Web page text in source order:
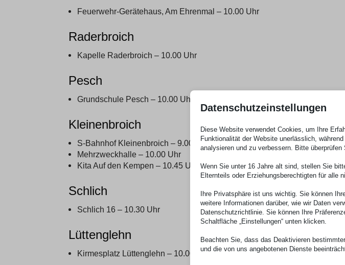
Feuerwehr-Gerätehaus, Am Ehrenmal – 10.00 Uhr
Raderbroich
Kapelle Raderbroich – 10.00 Uhr
Pesch
Grundschule Pesch – 10.00 Uhr
Kleinenbroich
S-Bahnhof Kleinenbroich – 9.00 Uhr
Mehrzweckhalle – 10.00 Uhr
Kita Auf den Kempen – 10.45 Uhr
Schlich
Schlich 16 – 10.30 Uhr
Lüttenglehn
Kirmesplatz Lüttenglehn – 10.00 Uhr
Datenschutzeinstellungen
Diese Website verwendet Cookies, um Ihre
Funktionalität der Website unerlässlich,
analysieren und zu verbessern. Bitte
Wenn Sie unter 16 Jahre alt sind, stellen Sie
Elternteils oder Erziehungsberechtigten für alle
Ihre Privatsphäre ist uns wichtig. Sie können
weitere Informationen darüber, wie wir Daten
Datenschutzrichtlinie. Sie können Ihre
Schaltfläche „Einstellungen“ unten klicken.
Beachten Sie, dass das Deaktivieren
und die von uns angebotenen Dienste